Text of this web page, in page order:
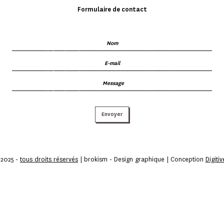
Formulaire de contact
Envoyer
- tous droits réservés | brokism - Design graphique | Conception